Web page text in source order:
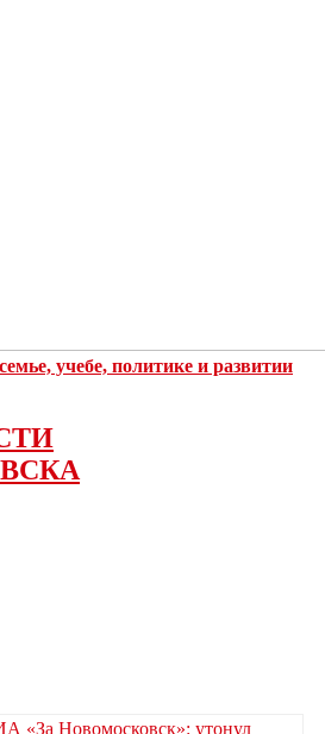
учебе, политике и развитии